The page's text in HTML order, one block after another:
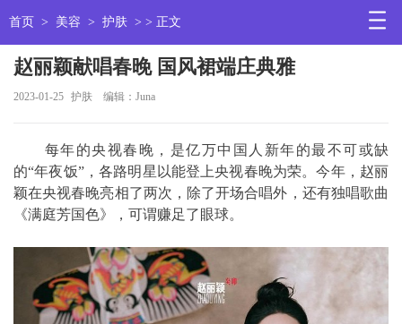
首页 > 美容 > 护肤 > > 正文
赵丽颖献唱春晚 国风裙端庄典雅
2023-01-25 护肤 编辑：Juna
每年的央视春晚，是亿万中国人新年的最不可或缺
的“年夜饭”，各路明星以能登上央视春晚为荣。今年，赵丽
颖在央视春晚亮相了两次，除了开场合唱外，还有独唱歌曲
《满庭芳国色》，可谓赚足了眼球。